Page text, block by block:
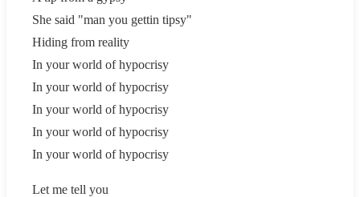
She said "man you gettin tipsy"
Hiding from reality
In your world of hypocrisy
In your world of hypocrisy
In your world of hypocrisy
In your world of hypocrisy
In your world of hypocrisy
Let me tell you